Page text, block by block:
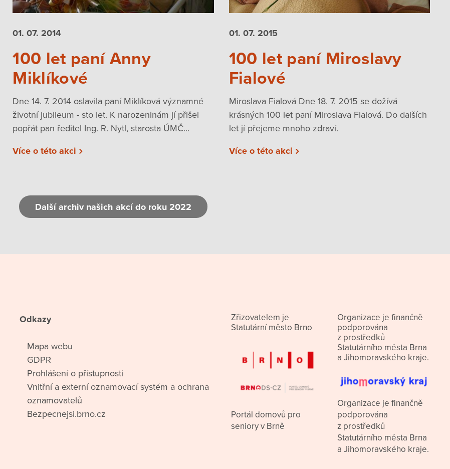
01. 07. 2014
100 let paní Anny
Miklíkové
Dne 14. 7. 2014 oslavila paní Miklíková významné
životní jubileum - sto let. K narozeninám jí přišel
popřát pan ředitel Ing. R. Nytl, starosta ÚMČ...
Více o této akci
01. 07. 2015
100 let paní Miroslavy
Fialové
Miroslava Fialová Dne 18. 7. 2015 se dožívá
krásných 100 let paní Miroslava Fialová. Do dalších
let jí přejeme mnoho zdraví.
Více o této akci
Další archiv našich akcí do roku 2022
Odkazy
Mapa webu
GDPR
Prohlášení o přístupnosti
Vnitřní a externí oznamovací systém a ochrana
oznamovatelů
Bezpecnejsi.brno.cz
Zřizovatelem je
Statutární město Brno
Portál domovů pro
seniory v Brně
Organizace je finančně
podporována
z prostředků
Statutárního města Brna
a Jihomoravského kraje.
Organizace je finančně
podporována
z prostředků
Statutárního města Brna
a Jihomoravského kraje.